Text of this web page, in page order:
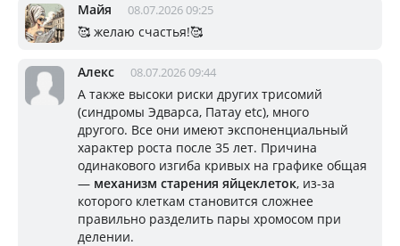
Майя 08.07.2026 09:25
🥰 желаю счастья!🥰
Алекс 08.07.2026 09:44
А также высоки риски других трисомий
(синдромы Эдварса, Патау etc), много
другого. Все они имеют экспоненциальный
характер роста после 35 лет. Причина
одинакового изгиба кривых на графике общая
— механизм старения яйцеклеток, из-за
которого клеткам становится сложнее
правильно разделить пары хромосом при
делении.